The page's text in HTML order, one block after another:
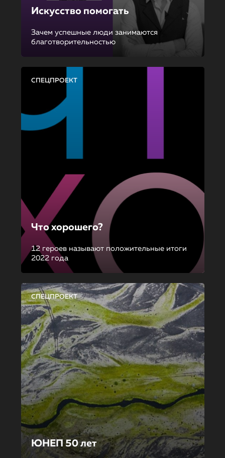
Искусство помогать
Зачем успешные люди занимаются
благотворительностью
СПЕЦПРОЕКТ
Что хорошего?
12 героев называют положительные итоги
2022 года
СПЕЦПРОЕКТ
ЮНЕП 50 лет